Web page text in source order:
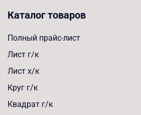
Каталог товаров
Полный прайс-лист
Лист г/к
Лист х/к
Круг г/к
Квадрат г/к